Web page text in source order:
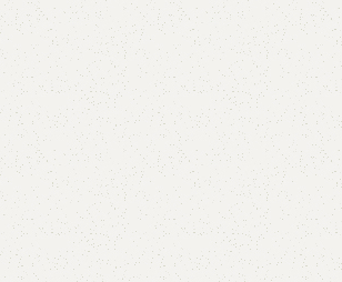
Tin tức 1 Tháng tư, 2026
Khoá Push-Pull igloohome Chính
1 Chạm – An Toàn & Sang Trọng